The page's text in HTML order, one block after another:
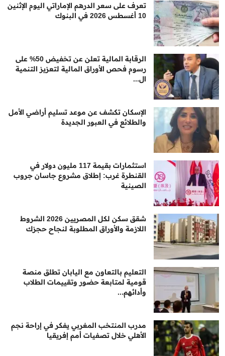
تعرف على سعر الدرهم الإماراتي اليوم الإثنين
10 أغسطس 2026 في البنوك
الرقابة المالية تعلن عن تخفيض 50% على
رسوم فحص الأوراق المالية لتعزيز التنمية
ال...
الإسكان تكشف عن موعد تسليم أراضي الأمل
والطلائع في العبور الجديدة
استثمارات بقيمة 117 مليون دولار في
القنطرة غرب: إطلاق مشروع جاسان جروب
الصينية
شقق سكن لكل المصريين 2026 الشروط
اللازمة والأوراق المطلوبة لنجاح حجزك
التعليم بالتعاون مع اليابان تطلق منصة
قومية لمتابعة حضور وتقييمات الطلاب
وأدائهم...
مدرب المنتخب المغربي يفكر في إراحة نجم
الأهلي خلال تصفيات أمم إفريقيا